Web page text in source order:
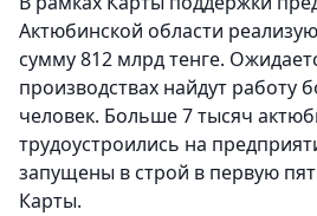
Актюбинской области
сумму 812 млрд тенге.
производствах найдут работу
человек. Больше 7 тысяч
трудоустроились на
запущены в строй в первую
Карты.